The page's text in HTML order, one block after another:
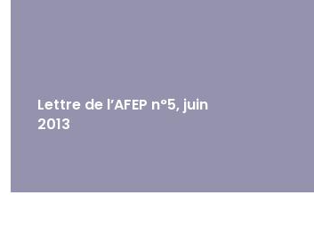
Lettre de l’AFEP n°5, juin
2013